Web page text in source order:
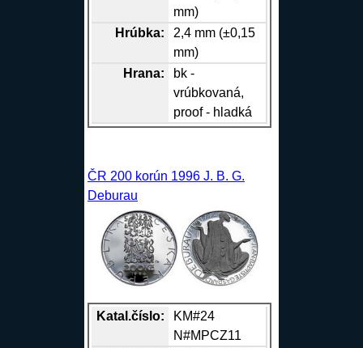
mm)
Hrúbka:
2,4 mm (±0,15
mm)
Hrana:
bk -
vrúbkovaná,
proof - hladká
ČR 200 korún 1996 J. B. G.
Deburau
Katal.číslo:
KM#24
N#MPCZ11